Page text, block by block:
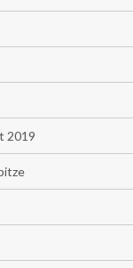
2019